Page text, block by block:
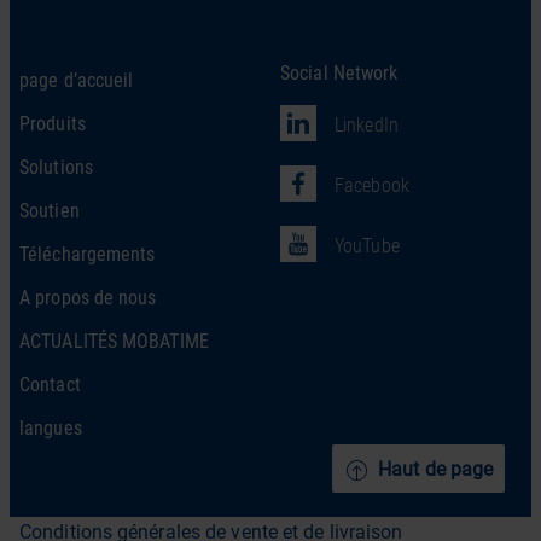
Haut de page
page d’accueil
Produits
Solutions
Soutien
Téléchargements
A propos de nous
ACTUALITÉS MOBATIME
Contact
langues
Social Network
LinkedIn
Facebook
YouTube
Conditions générales de vente et de livraison